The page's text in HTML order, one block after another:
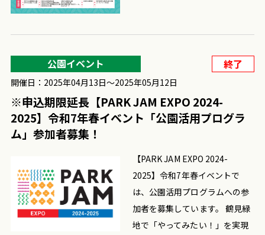
【PARK JAM EXPO 2024-
2025】令和7年春イベントで
は、公園活用プログラムへの参
加者を募集しています。 鶴見緑
地で「やってみたい！」を実現
公園イベント 終了
開催日：2025年04月13日〜2025年05月12日
※申込期限延長【PARK JAM EXPO 2024-
2025】令和7年春イベント「公園活用プログラ
ム」参加者募集！